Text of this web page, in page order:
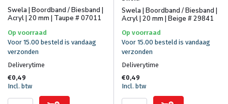
Swela | Boordband / Biesband |
Acryl | 20 mm | Taupe # 07011
Op voorraad
Voor 15.00 besteld is vandaag
verzonden
Deliverytime
€0,49
Incl. btw
Swela | Boordband / Biesband |
Acryl | 20 mm | Beige # 29841
Op voorraad
Voor 15.00 besteld is vandaag
verzonden
Deliverytime
€0,49
Incl. btw